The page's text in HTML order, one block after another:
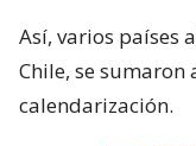
Así, varios países
Chile, se sumaron
calendarización.